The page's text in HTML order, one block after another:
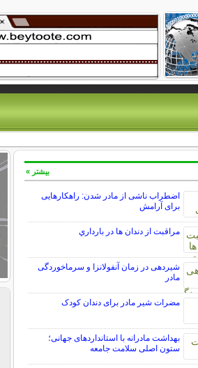
اضطراب ناشی از مادر شدن: راهکارهایی
برای آرامش
مراقبت از دندان‌ ها در بارداري
شیردهی در زمان آنفولانزا و سرماخوردگی
مادر
مضرات شیر مادر برای دندان کودک
بهداشت مادرانه با استانداردهای جهانی؛
ستون اصلی سلامت جامعه
بیشتر »